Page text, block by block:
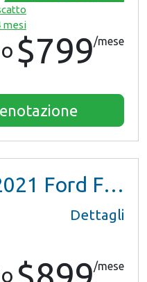
mesi
$799/mese
Ford F150 XL Ext Cab
Dettagli
/mese